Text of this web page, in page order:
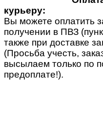
курьеру:
Вы можете оплатить
получении в ПВЗ
также при доставке
(Просьба учесть,
высылаем только по
предоплате!).